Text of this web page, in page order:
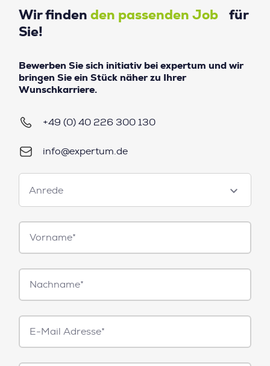
Wir finden den passenden Job für
Sie!
Bewerben Sie sich initiativ bei expertum und wir
bringen Sie ein Stück näher zu Ihrer
Wunschkarriere.
+49 (0) 40 226 300 130
info@expertum.de
Anrede
Anrede
Vorname*
Nachname*
E-
Mail*